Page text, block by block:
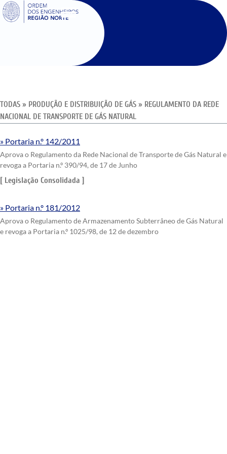
SIGOE
TODAS » PRODUÇÃO E DISTRIBUIÇÃO DE GÁS » REGULAMENTO DA REDE
NACIONAL DE TRANSPORTE DE GÁS NATURAL
Portaria n.º 142/2011
Aprova o Regulamento da Rede Nacional de Transporte de Gás Natural e
revoga a Portaria n.º 390/94, de 17 de Junho
[ Legislação Consolidada ]
Portaria n.º 181/2012
Aprova o Regulamento de Armazenamento Subterrâneo de Gás Natural
e revoga a Portaria n.º 1025/98, de 12 de dezembro